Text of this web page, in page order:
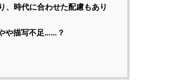
、時代に合わせた配慮もあり
や描写不足……？